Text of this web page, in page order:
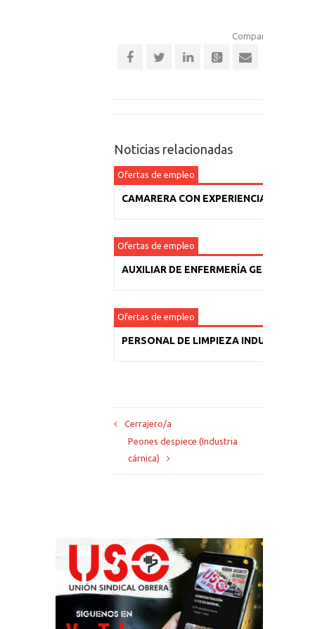
Comparte esta
Noticias relacionadas
Ofertas de empleo
CAMARERA CON EXPERIENCIA
Ofertas de empleo
AUXILIAR DE ENFERMERÍA GERIÁTRICA
Ofertas de empleo
PERSONAL DE LIMPIEZA INDUSTRIAL
Cerrajero/a
Peones despiece (Industria
cárnica)